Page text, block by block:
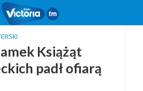
Książąt
padł ofiarą